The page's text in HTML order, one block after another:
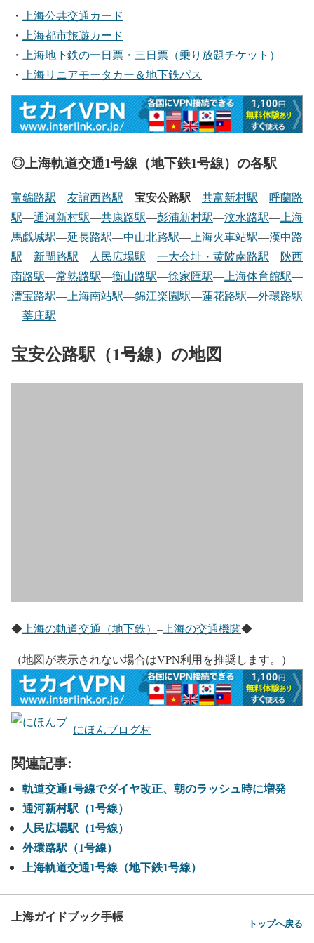
・ 上海公共交通カード
・ 上海都市旅遊カード
・ 上海地下鉄の一日票・三日票（乗り放題チケット）
・ 上海リニアモータカー＆地下鉄パス
◎上海軌道交通1号線（地下鉄1号線）の各駅
富錦路駅―友誼西路駅―宝安公路駅―共富新村駅―呼蘭路
駅―通河新村駅―共康路駅―彭浦新村駅―汶水路駅― 上海
馬戯城駅―延長路駅―中山北路駅― 上海火車站駅―漢中路
駅―新閘路駅―人民広場駅―一大会址・黄陂南路駅―陝西
南路駅―常熟路駅―衡山路駅―徐家匯駅― 上海体育館駅―
漕宝路駅― 上海南站駅―錦江楽園駅―蓮花路駅―外環路駅
―莘庄駅
宝安公路駅（1号線）の地図
◆ 上海の軌道交通（地下鉄） – 上海の交通機関◆
（地図が表示されない場合はVPN利用を推奨します。）
にほんブログ村
関連記事:
軌道交通1号線でダイヤ改正、朝のラッシュ時に増発
通河新村駅（1号線）
人民広場駅（1号線）
外環路駅（1号線）
上海軌道交通1号線（地下鉄1号線）
上海ガイドブック手帳 トップへ戻る